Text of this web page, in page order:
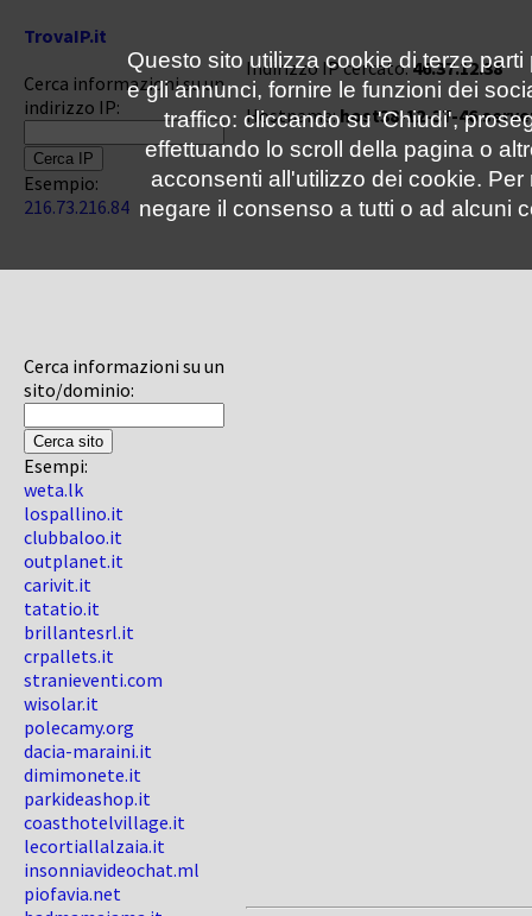
TrovaIP.it
Cerca informazioni su un
indirizzo IP:
Esempio:
216.73.216.84
Cerca informazioni su un
sito/dominio:
Esempi:
weta.lk
lospallino.it
clubbaloo.it
outplanet.it
carivit.it
tatatio.it
brillantesrl.it
crpallets.it
stranieventi.com
wisolar.it
polecamy.org
dacia-maraini.it
dimimonete.it
parkideashop.it
coasthotelvillage.it
lecortiallalzaia.it
insonniavideochat.ml
piofavia.net
Indirizzo IP cercato:46.37.12.38
Hostname:host38-12-37-
Questo sito utilizza cookie di terze
e gli annunci, fornire le funzioni dei
traffico: cliccando su 'Chiudi',
effettuando lo scroll della pagina o
acconsenti all'utilizzo dei cookie.
negare il consenso a tutti o ad alcuni